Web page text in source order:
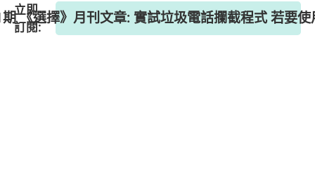
立即
訂閱:
《選擇》月刊文章: 實試垃圾電話攔截程式 若要